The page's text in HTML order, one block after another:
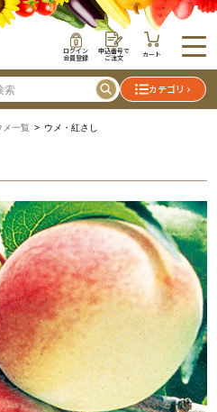
ログイン
会員登録
申込番号で
ご注文 カート
カテゴリ
メ一覧 > ウメ・紅さし